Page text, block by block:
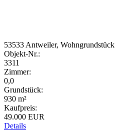
53533 Antweiler, Wohngrundstück
Objekt-Nr.:
3311
Zimmer:
0,0
Grundstück:
930 m²
Kaufpreis:
49.000 EUR
Details